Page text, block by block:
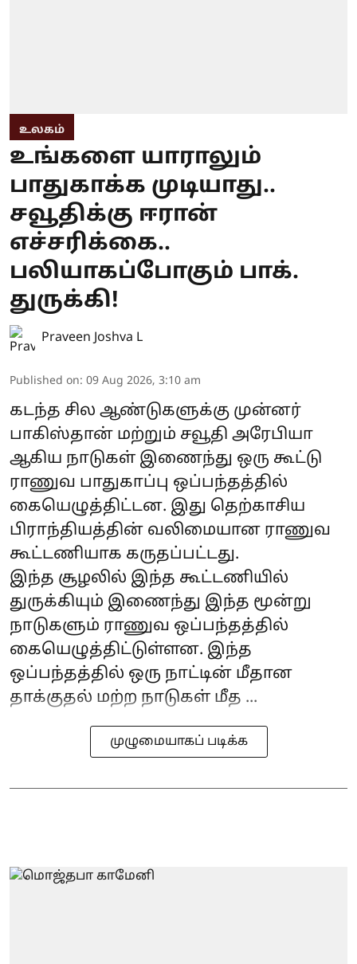
உலகம்
உங்களை யாராலும்
பாதுகாக்க முடியாது..
சவூதிக்கு ஈரான்
எச்சரிக்கை..
பலியாகப்போகும் பாக்.
துருக்கி!
Praveen Joshva L
Published on: 09 Aug 2026, 3:10 am
கடந்த சில ஆண்டுகளுக்கு முன்னர்
பாகிஸ்தான் மற்றும் சவூதி அரேபியா
ஆகிய நாடுகள் இணைந்து ஒரு கூட்டு
ராணுவ பாதுகாப்பு ஒப்பந்தத்தில்
கையெழுத்திட்டன. இது தெற்காசிய
பிராந்தியத்தின் வலிமையான ராணுவ
கூட்டணியாக கருதப்பட்டது.
இந்த சூழலில் இந்த கூட்டணியில்
துருக்கியும் இணைந்து இந்த மூன்று
நாடுகளும் ராணுவ ஒப்பந்தத்தில்
கையெழுத்திட்டுள்ளன. இந்த
ஒப்பந்தத்தில் ஒரு நாட்டின் மீதான
தாக்குதல் மற்ற நாடுகள் மீத ...
முழுமையாகப் படிக்க